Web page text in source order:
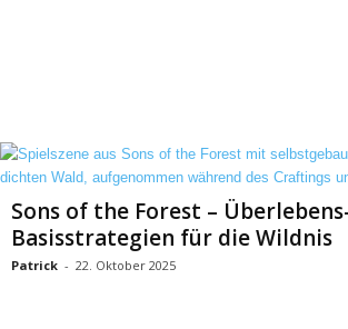
Sons of the Forest –
Basisstrategien für die Wildnis
Patrick - 22. Oktober 2025